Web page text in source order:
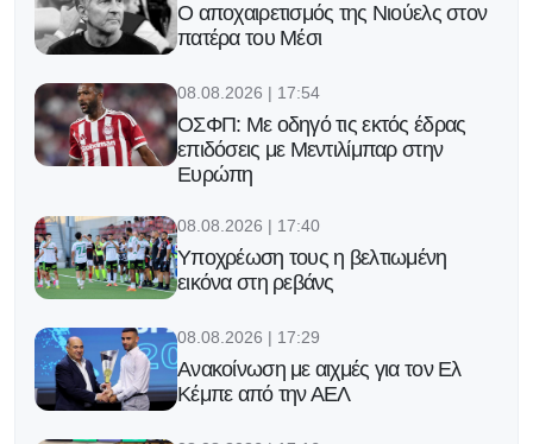
Ο αποχαιρετισμός της Νιούελς στον
πατέρα του Μέσι
08.08.2026 | 17:54
ΟΣΦΠ: Με οδηγό τις εκτός έδρας
επιδόσεις με Μεντιλίμπαρ στην
Ευρώπη
08.08.2026 | 17:40
Υποχρέωση τους η βελτιωμένη
εικόνα στη ρεβάνς
08.08.2026 | 17:29
Ανακοίνωση με αιχμές για τον Ελ
Κέμπε από την ΑΕΛ